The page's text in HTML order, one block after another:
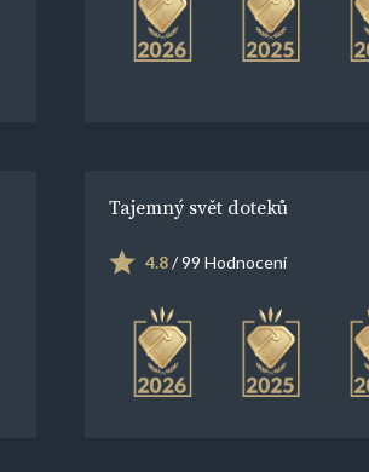
Tajemný svět doteků
4.8/ 99 Hodnocení